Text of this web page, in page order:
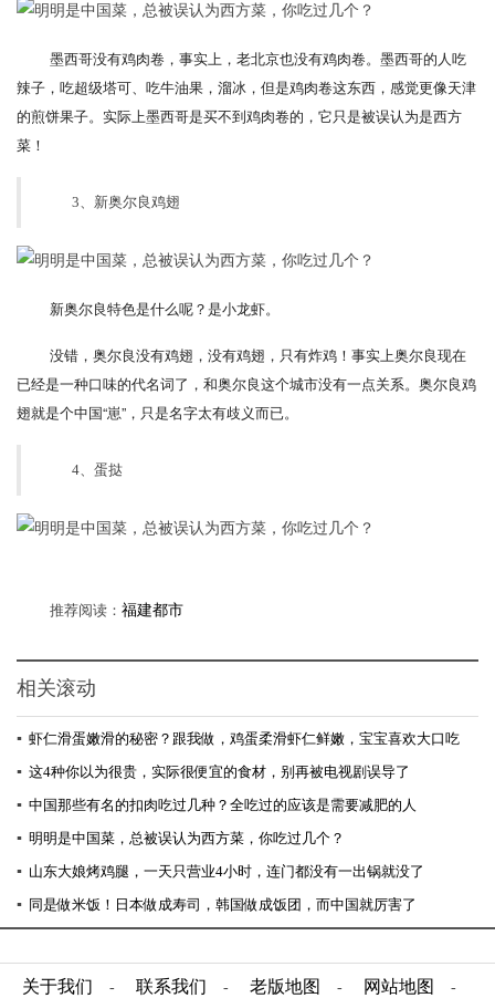
墨西哥没有鸡肉卷，事实上，老北京也没有鸡肉卷。墨西哥的人吃
辣子，吃超级塔可、吃牛油果，溜冰，但是鸡肉卷这东西，感觉更像天津
的煎饼果子。实际上墨西哥是买不到鸡肉卷的，它只是被误认为是西方
菜！
3、新奥尔良鸡翅
新奥尔良特色是什么呢？是小龙虾。
没错，奥尔良没有鸡翅，没有鸡翅，只有炸鸡！事实上奥尔良现在
已经是一种口味的代名词了，和奥尔良这个城市没有一点关系。奥尔良鸡
翅就是个中国“崽”，只是名字太有歧义而已。
4、蛋挞
推荐阅读： 福建都市
相关滚动
▪ 虾仁滑蛋嫩滑的秘密？跟我做，鸡蛋柔滑虾仁鲜嫩，宝宝喜欢大口吃
▪ 这4种你以为很贵，实际很便宜的食材，别再被电视剧误导了
▪ 中国那些有名的扣肉吃过几种？全吃过的应该是需要减肥的人
▪ 明明是中国菜，总被误认为西方菜，你吃过几个？
▪ 山东大娘烤鸡腿，一天只营业4小时，连门都没有一出锅就没了
▪ 同是做米饭！日本做成寿司，韩国做成饭团，而中国就厉害了
关于我们 - 联系我们 - 老版地图 - 网站地图 -